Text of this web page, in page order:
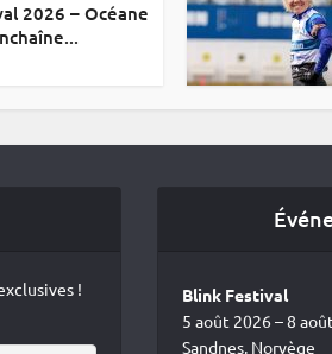
2026 – Océane
!
Blink Festival
5 août 2026 – 8
Sandnes, Norvège